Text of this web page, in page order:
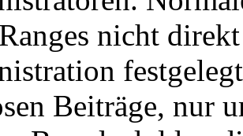
nicht
Beiträge, nur